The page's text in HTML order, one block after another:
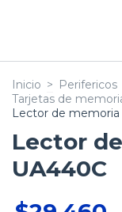
Inicio > Perifericos
Tarjetas de
Lector de
Lector
UA440C